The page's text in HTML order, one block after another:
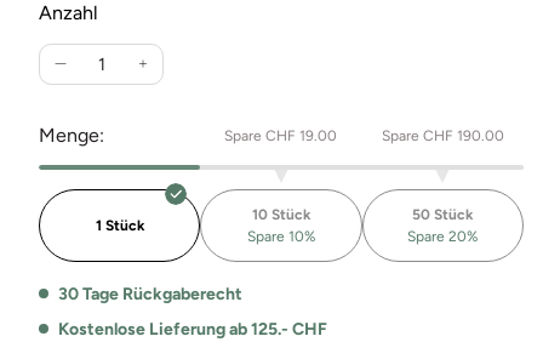
Anzahl
Verringere
Menge
für
Oversized
Bio
Damen
T-
Beth
Erhöhe
Oversized
Bio
Damen
Beth
Menge: Spare CHF 19.00 Spare CHF 190.00
1 Stück
10 Stück
Spare 10%
50 Stück
Spare 20%
30 Tage Rückgaberecht
Kostenlose Lieferung ab 125.- CHF